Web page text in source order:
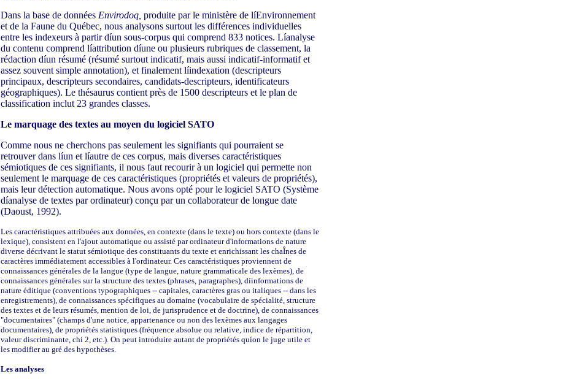
Dans la base de données Envirodoq, produite par le ministère de líEnvironnement
et de la Faune du Québec, nous analysons surtout les différences individuelles
entre les indexeurs à partir díun sous-corpus qui comprend 833 notices. Líanalyse
du contenu comprend líattribution díune ou plusieurs rubriques de classement, la
rédaction díun résumé (résumé surtout indicatif, mais aussi indicatif-informatif et
assez souvent simple annotation), et finalement líindexation (descripteurs
principaux, descripteurs secondaires, candidats-descripteurs, identificateurs
géographiques). Le thésaurus contient près de 1500 descripteurs et le plan de
classification inclut 23 grandes classes.
Le marquage des textes au moyen du logiciel SATO
Comme nous ne cherchons pas seulement les signifiants qui pourraient se
retrouver dans líun et líautre de ces corpus, mais diverses caractéristiques
sémiotiques de ces signifiants, il nous faut recourir à un logiciel qui permette non
seulement le marquage de ces caractéristiques (propriétés et valeurs de propriétés),
mais leur détection automatique. Nous avons opté pour le logiciel SATO (Système
díanalyse de textes par ordinateur) conçu par un collaborateur de longue date
(Daoust, 1992).
Les caractéristiques attribuées aux données, en contexte (dans le texte) ou hors contexte (dans le
lexique), consistent en l'ajout automatique ou assisté par ordinateur d'informations de nature
diverse décrivant le statut sémiotique des constituants du texte et enrichissant les chaÎnes de
caractères immédiatement accessibles à l'ordinateur. Ces caractéristiques proviennent de
connaissances générales de la langue (type de langue, nature grammaticale des lexèmes), de
connaissances générales sur la structure des textes (phrases, paragraphes), díinformations de
nature éditique (conventions typographiques -- capitales, caractères gras ou italiques -- dans les
enregistrements), de connaissances spécifiques au domaine (vocabulaire de spécialité, structure
des textes et de leurs résumés, mention de loi, de jurisprudence et de doctrine), de connaissances
"documentaires" (champs d'une notice, appartenance ou non des lexèmes aux langages
documentaires), de propriétés statistiques (fréquence absolue ou relative, indice de répartition,
valeur discriminante, chi 2, etc.). On peut introduire autant de propriétés quíon le juge utile et
les modifier au gré des hypothèses.
Les analyses